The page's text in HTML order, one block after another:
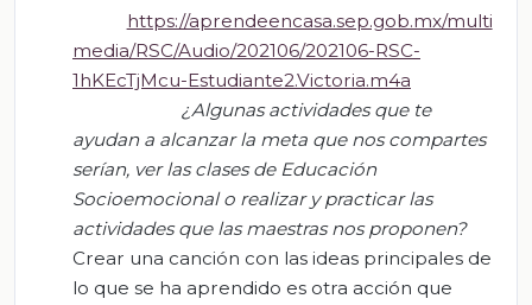
https://aprendeencasa.sep.gob.mx/multi
media/RSC/Audio/202106/202106-RSC-
1hKEcTjMcu-Estudiante2.Victoria.m4a
¿Algunas actividades que te
ayudan a alcanzar la meta que nos compartes
serían, ver las clases de Educación
Socioemocional o realizar y practicar las
actividades que las maestras nos proponen?
Crear una canción con las ideas principales de
lo que se ha aprendido es otra acción que